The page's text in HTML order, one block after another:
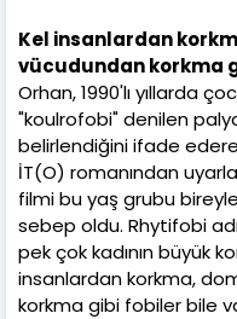
Kel insanlardan
vücudundan korkma
Orhan, 1990'lı yıllarda
"koulrofobi" denilen
belirlendiğini ifade
İT(O) romanından
filmi bu yaş grubu
sebep oldu. Rhytifobi adı
pek çok kadının büyük
insanlardan korkma,
korkma gibi fobiler bile